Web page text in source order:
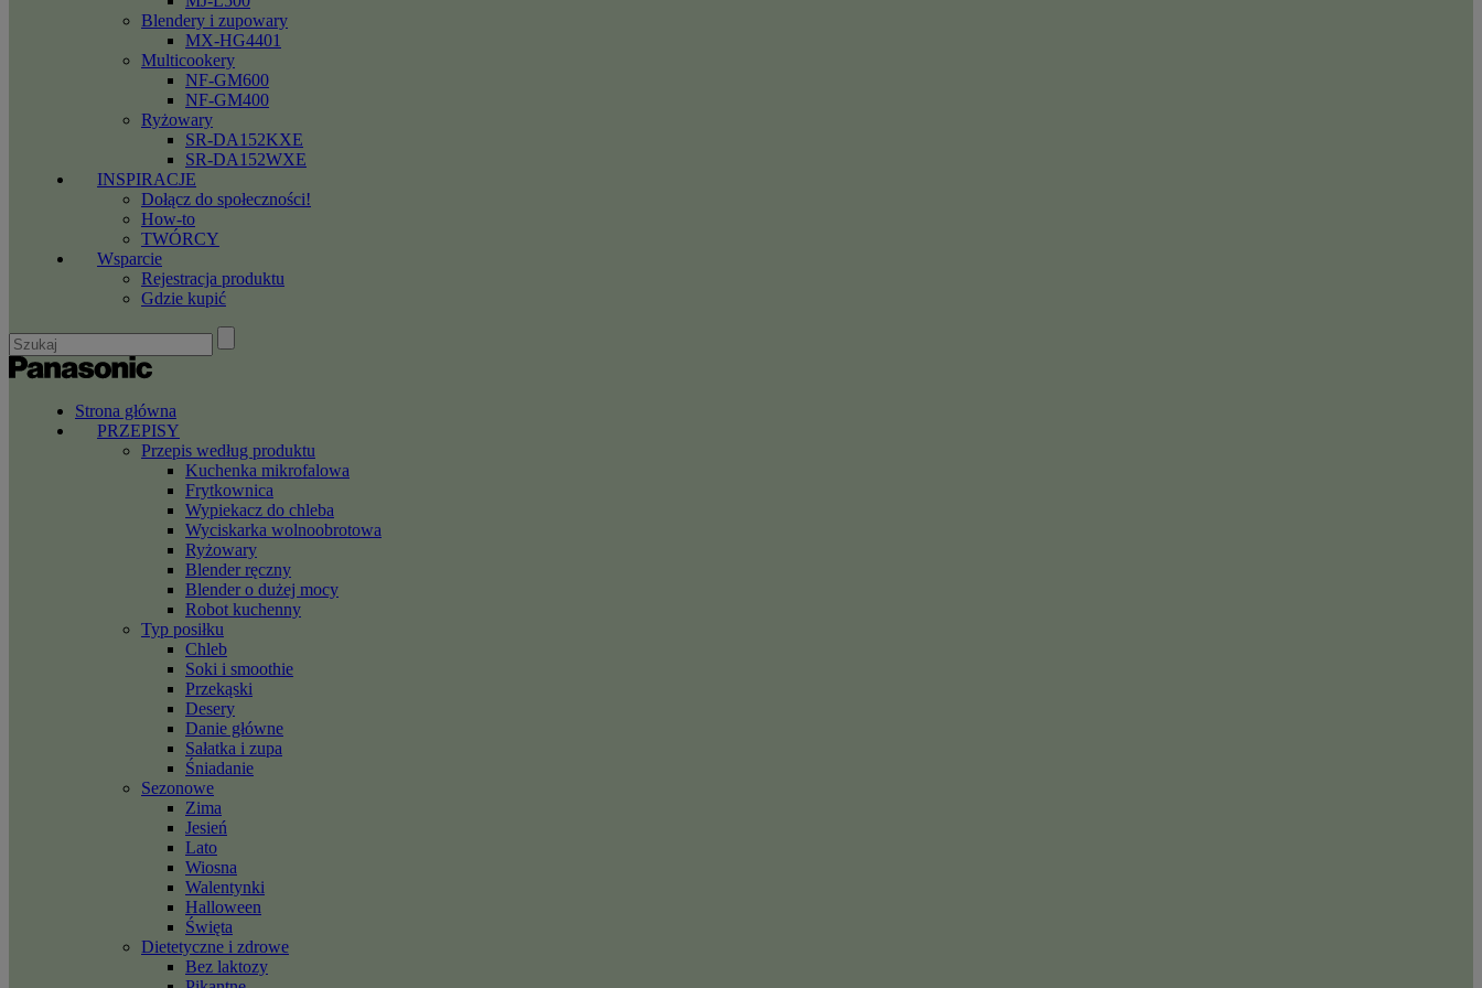
Blendery i zupowary
MX-HG4401
Multicookery
NF-GM600
NF-GM400
Ryżowary
SR-DA152KXE
SR-DA152WXE
INSPIRACJE
Dołącz do społeczności!
How-to
TWÓRCY
Wsparcie
Rejestracja produktu
Gdzie kupić
Strona główna
PRZEPISY
Przepis według produktu
Kuchenka mikrofalowa
Frytkownica
Wypiekacz do chleba
Wyciskarka wolnoobrotowa
Ryżowary
Blender ręczny
Blender o dużej mocy
Robot kuchenny
Typ posiłku
Chleb
Soki i smoothie
Przekąski
Desery
Danie główne
Sałatka i zupa
Śniadanie
Sezonowe
Zima
Jesień
Lato
Wiosna
Walentynki
Halloween
Święta
Dietetyczne i zdrowe
Bez laktozy